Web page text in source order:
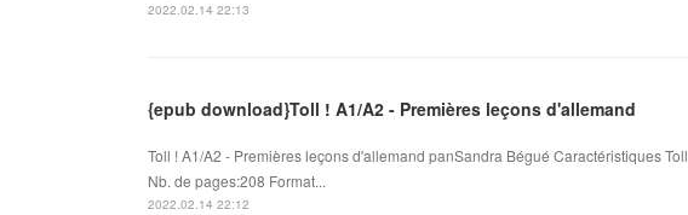
2022.02.14 22:13
{epub download}Toll ! A1/A2 - Premières leçons d'allemand
Toll ! A1/A2 - Premières leçons d'allemand panSandra Bégué Caractéristiques
Nb. de pages:208 Format...
2022.02.14 22:12